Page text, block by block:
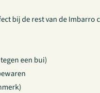
bij de rest van de Imbarro
een bui)